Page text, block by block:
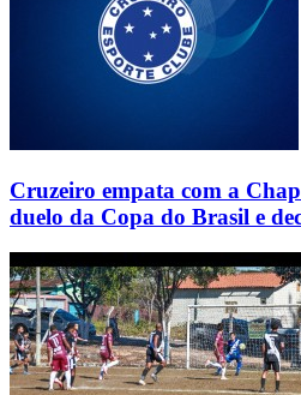
Cruzeiro empata com a
duelo da Copa do Brasil e